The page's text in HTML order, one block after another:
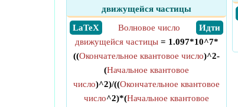
движущейся частицы
​ LaTeX
​ Идти
Волновое число
движущейся частицы= 1.097*10^7*
((Окончательное квантовое число)^2-
(Начальное квантовое
число)^2)/((Окончательное квантовое
число^2)*(Начальное квантовое